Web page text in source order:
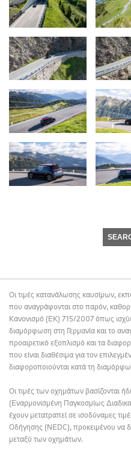
Οι τιμές κατανάλωσης καυσίμων,
που αναγράφονται στο παρόν,
Κανονισμό (ΕΚ) 715/2007 όπως
διαμόρφωση στη Γερμανία και το
προαιρετικό εξοπλισμό και τα
που είναι διαθέσιμα για τον
διαφοροποιούνται κατά τη
Οι τιμές των οχημάτων βασίζονται
(Εναρμονισμένη Παγκοσμίως
έχουν μετατραπεί σε ισοδύναμες
Οδήγησης (NEDC), προκειμένου να
μεταξύ των οχημάτων.